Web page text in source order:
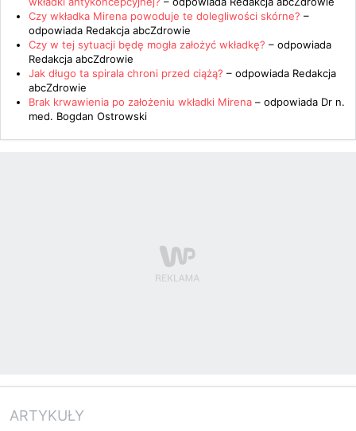
Czy wkładka Mirena powoduje te dolegliwości skórne? –
odpowiada Redakcja abcZdrowie
Czy w tej sytuacji będę mogła założyć wkładkę? – odpowiada
Redakcja abcZdrowie
Jak długo ta spirala chroni przed ciążą? – odpowiada Redakcja
abcZdrowie
Brak krwawienia po założeniu wkładki Mirena – odpowiada Dr n.
med. Bogdan Ostrowski
ARTYKUŁY